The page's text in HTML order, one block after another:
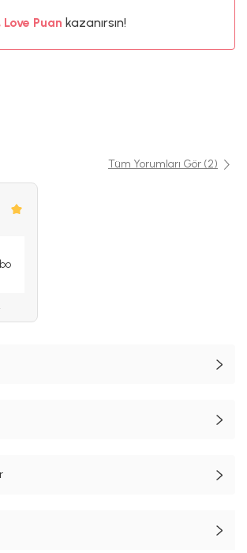
Puankazanırsın!
Tüm Yorumları Gör (2)